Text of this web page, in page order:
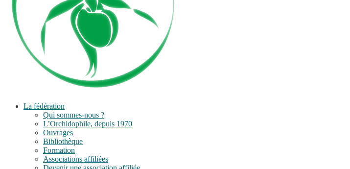
La fédération
Qui sommes-nous ?
L’Orchidophile, depuis 1970
Ouvrages
Bibliothèque
Formation
Associations affiliées